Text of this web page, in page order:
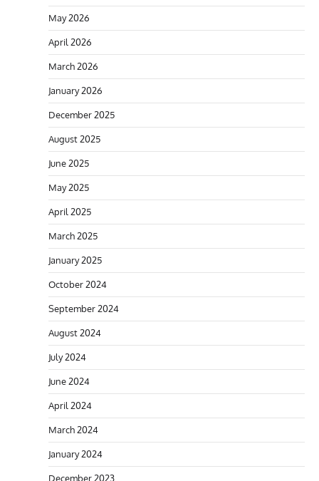
May 2026
April 2026
March 2026
January 2026
December 2025
August 2025
June 2025
May 2025
April 2025
March 2025
January 2025
October 2024
September 2024
August 2024
July 2024
June 2024
April 2024
March 2024
January 2024
December 2023